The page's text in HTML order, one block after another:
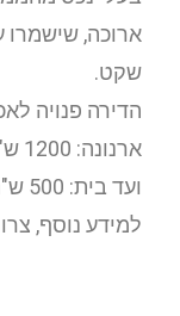
ארוכה, שישמרו
שקט.
הדירה פנויה
ארנונה: 1200 ש"ח לחודשיים
ועד בית: 500 ש"ח לחודש
למידע נוסף,